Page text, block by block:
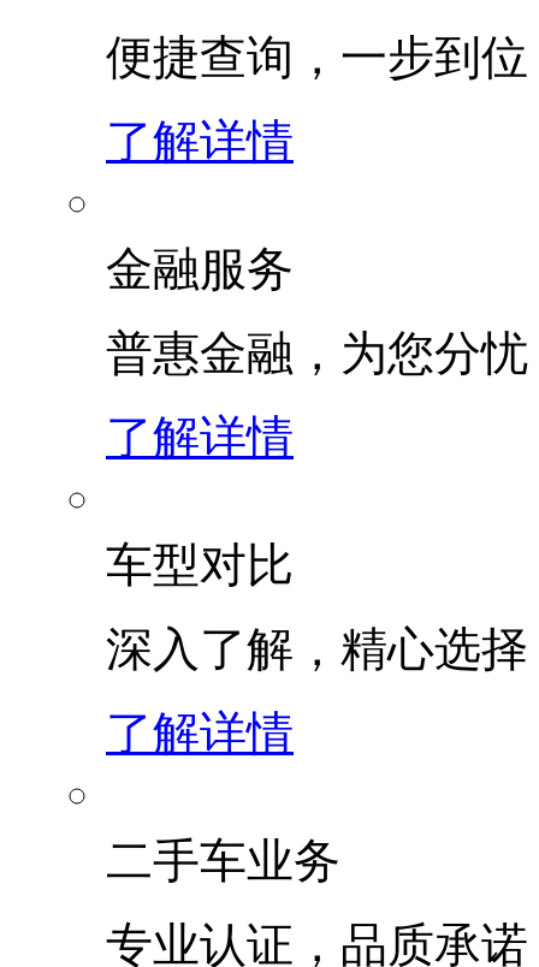
便捷查询，一步到位
了解详情
金融服务
普惠金融，为您分忧
了解详情
车型对比
深入了解，精心选择
了解详情
二手车业务
专业认证，品质承诺